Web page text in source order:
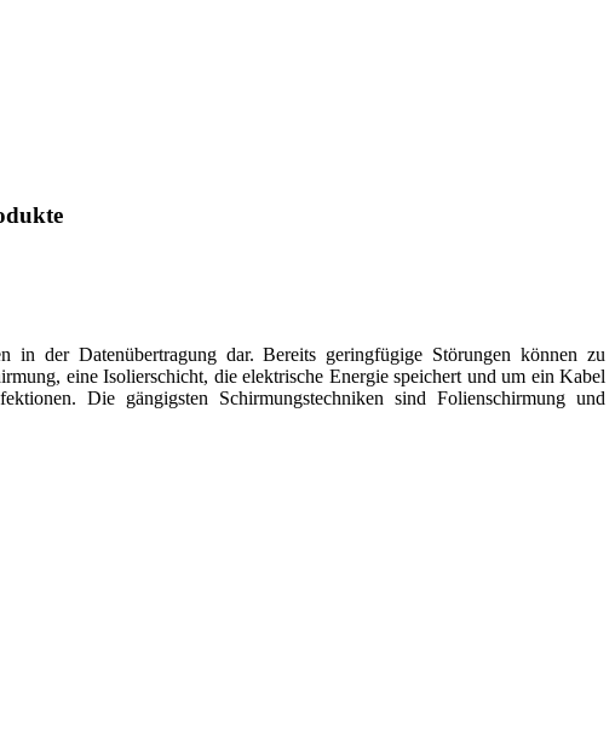
in der Datenübertragung dar. Bereits geringfügige Störungen können zu
eine Isolierschicht, die elektrische Energie speichert und um ein Kabel
Die gängigsten Schirmungstechniken sind Folienschirmung und